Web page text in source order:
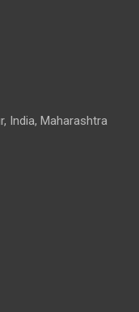
India, Maharashtra